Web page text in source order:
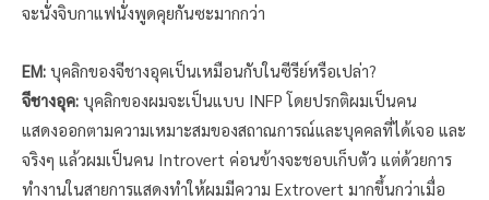
จะนั่งจิบกาแฟนั่งพูดคุยกันซะมากกว่า
EM: บุคลิกของจีชางอุคเป็นเหมือนกับในซีรีย์หรือเปล่า?
จีชางอุค: บุคลิกของผมจะเป็นแบบ INFP โดยปรกติผมเป็นคน
แสดงออกตามความเหมาะสมของสถาณการณ์และบุคคลที่ได้เจอ และ
จริงๆ แล้วผมเป็นคน Introvert ค่อนข้างจะชอบเก็บตัว แต่ด้วยการ
ทำงานในสายการแสดงทำให้ผมมีความ Extrovert มากขึ้นกว่าเมื่อ